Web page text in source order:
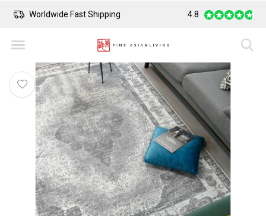
Worldwide Fast Shipping Safe Payment
4.8